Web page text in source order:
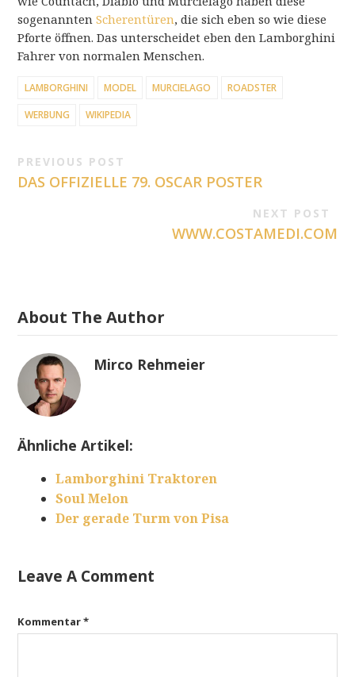
sogenanntenScherentüren, die sich eben so wie diese
Pforte öffnen. Das unterscheidet eben den Lamborghini
Fahrer von normalen Menschen.
LAMBORGHINI MODEL MURCIELAGO ROADSTER
WERBUNG WIKIPEDIA
PREVIOUS POST
DAS OFFIZIELLE 79. OSCAR POSTER
NEXT POST
WWW.COSTAMEDI.COM
About The Author
Mirco Rehmeier
Ähnliche Artikel:
Lamborghini Traktoren
Soul Melon
Der gerade Turm von Pisa
Leave A Comment
Kommentar*